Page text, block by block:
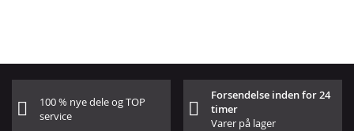
100 % nye dele og TOP
service
Forsendelse inden for 24
timer
Varer på lager